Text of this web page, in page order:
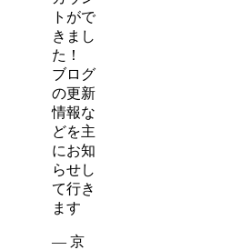
トがで
きまし
た！
ブログ
の更新
情報な
どを主
にお知
らせし
て行き
ます
— 京